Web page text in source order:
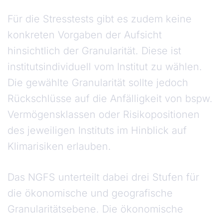
Für die Stresstests gibt es zudem keine
konkreten Vorgaben der Aufsicht
hinsichtlich der Granularität. Diese ist
institutsindividuell vom Institut zu wählen.
Die gewählte Granularität sollte jedoch
Rückschlüsse auf die Anfälligkeit von bspw.
Vermögensklassen oder Risikopositionen
des jeweiligen Instituts im Hinblick auf
Klimarisiken erlauben.
Das NGFS unterteilt dabei drei Stufen für
die ökonomische und geografische
Granularitätsebene. Die ökonomische